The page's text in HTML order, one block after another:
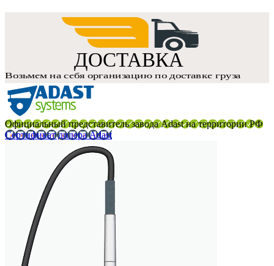
Официальный представитель завода Adast на территории РФ
Сертификат дилера Adast